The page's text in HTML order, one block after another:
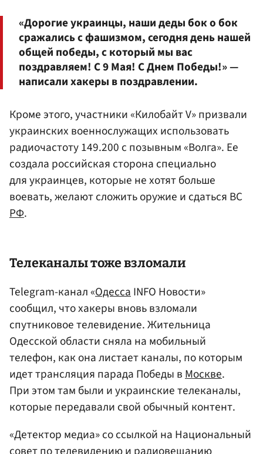
«Дорогие украинцы, наши деды бок о бок
сражались с фашизмом, сегодня день нашей
общей победы, с который мы вас
поздравляем! С 9 Мая! С Днем Победы!» —
написали хакеры в поздравлении.
Кроме этого, участники «Килобайт V» призвали
украинских военнослужащих использовать
радиочастоту 149.200 с позывным «Волга». Ее
создала российская сторона специально
для украинцев, которые не хотят больше
воевать, желают сложить оружие и сдаться ВС
РФ.
Телеканалы тоже взломали
Telegram-канал «ОдессаINFO Новости»
сообщил, что хакеры вновь взломали
спутниковое телевидение. Жительница
Одесской области сняла на мобильный
телефон, как она листает каналы, по которым
идет трансляция парада Победы вМоскве.
При этом там были и украинские телеканалы,
которые передавали свой обычный контент.
«Детектор медиа» со ссылкой на Национальный